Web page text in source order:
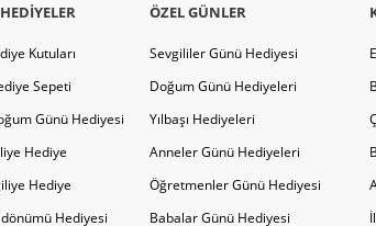
Kutuları
Sepeti
Günü Hediyesi
Hediye
Hediye
Hediyesi
ÖZEL GÜNLER
Sevgililer Günü Hediyesi
Doğum Günü Hediyeleri
Yılbaşı Hediyeleri
Anneler Günü Hediyeleri
Öğretmenler Günü Hediyesi
Babalar Günü Hediyesi